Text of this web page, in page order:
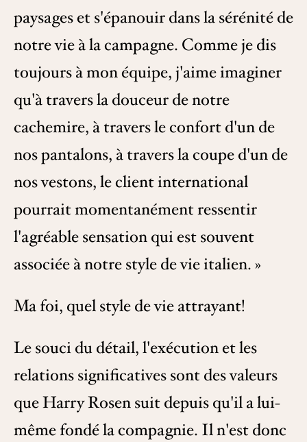
paysages et s'épanouir dans la sérénité de
notre vie à la campagne. Comme je dis
toujours à mon équipe, j'aime imaginer
qu'à travers la douceur de notre
cachemire, à travers le confort d'un de
nos pantalons, à travers la coupe d'un de
nos vestons, le client international
pourrait momentanément ressentir
l'agréable sensation qui est souvent
associée à notre style de vie italien. »
Ma foi, quel style de vie attrayant!
Le souci du détail, l'exécution et les
relations significatives sont des valeurs
que Harry Rosen suit depuis qu'il a lui-
même fondé la compagnie. Il n'est donc